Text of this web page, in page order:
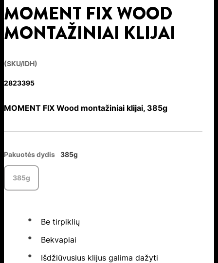
MOMENT FIX WOOD
MONTAŽINIAI KLIJAI
(SKU/IDH)
2823395
MOMENT FIX Wood montažiniai klijai, 385g
Pakuotės dydis 385g
385g
Be tirpiklių
Bekvapiai
Išdžiūvusius klijus galima dažyti